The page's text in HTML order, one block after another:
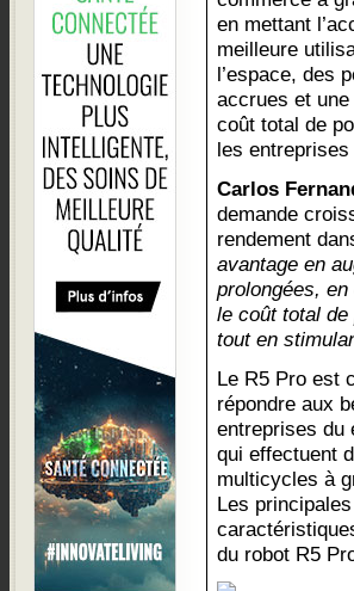
en mettant
meilleure
l’espace, des
accrues et
coût total de
les
Carlos
demande
rendement
avantage en
prolongées, en
le coût total de
tout en
Le R5 Pro est
répondre aux
entreprises du
qui effectuent
multicycles à
Les principales
du robot R5